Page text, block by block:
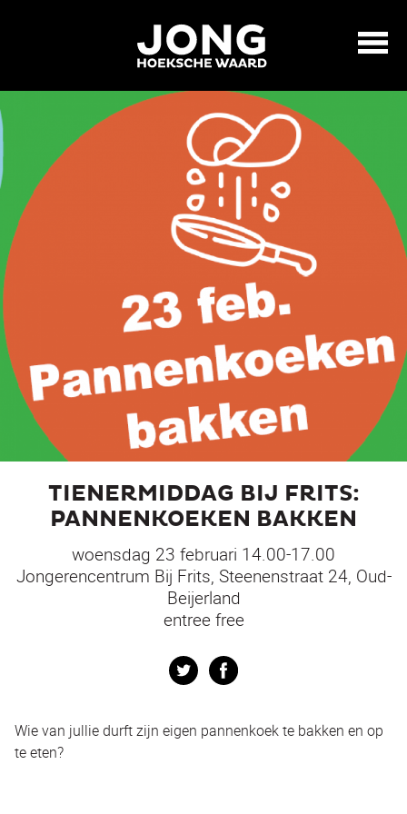
TIENERMIDDAG BIJ FRITS:
PANNENKOEKEN BAKKEN
woensdag 23 februari 14.00-17.00
Jongerencentrum Bij Frits, Steenenstraat 24, Oud-
Beijerland
entree free
Twitter
Wie van jullie durft zijn eigen pannenkoek te bakken en op
te eten?